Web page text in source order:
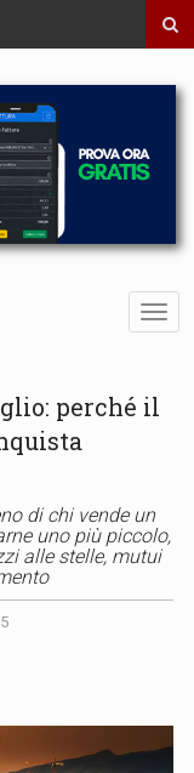
perché il
di chi vende un
uno più piccolo,
alle stelle, mutui